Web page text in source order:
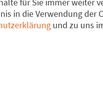
Einem
und
Mieter und Käufer wie
in die Verwendung
und zu uns